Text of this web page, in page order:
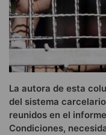
La autora de esta
del sistema
reunidos en el
Condiciones,